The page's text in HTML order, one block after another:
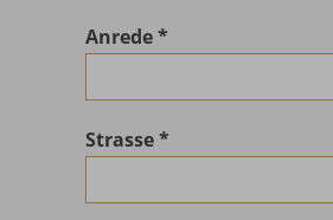
Anrede
Strasse